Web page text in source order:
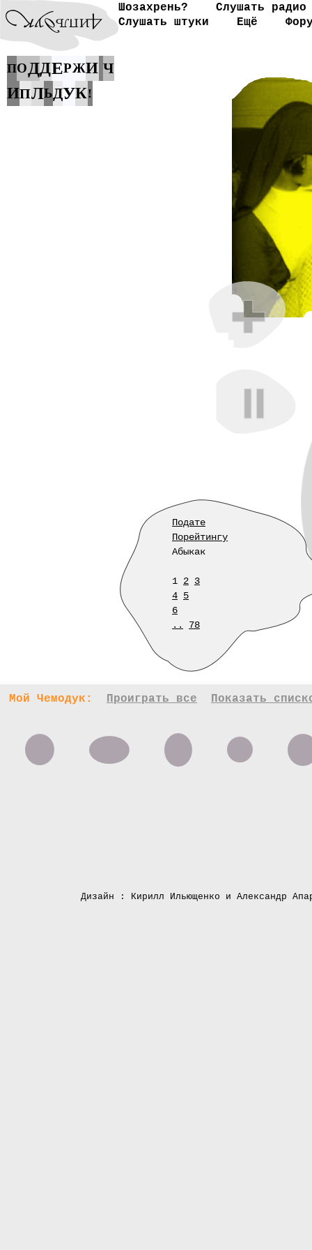
Шозахрень?
Слушать радио
Слушать штуки
Ещё
ПОДДЕРЖИ Ч
ИПЛЬДУК!
Подате
Порейтингу
Абыкак
1 2 3
4 5
6
..
78
Мой Чемодук: Проиграть все Показать
Дизайн : Кирилл Ильющенко и Александр